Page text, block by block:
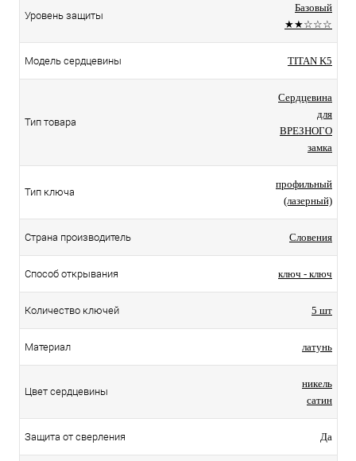
Уровень защиты
Базовый
★★☆☆☆
Модель сердцевины TITAN K5
Тип товара
Сердцевина
для
ВРЕЗНОГО
замка
Тип ключа
профильный
(лазерный)
Страна производитель Словения
Способ открывания ключ - ключ
Количество ключей 5 шт
Материал латунь
Цвет сердцевины
никель
сатин
Защита от сверления Да